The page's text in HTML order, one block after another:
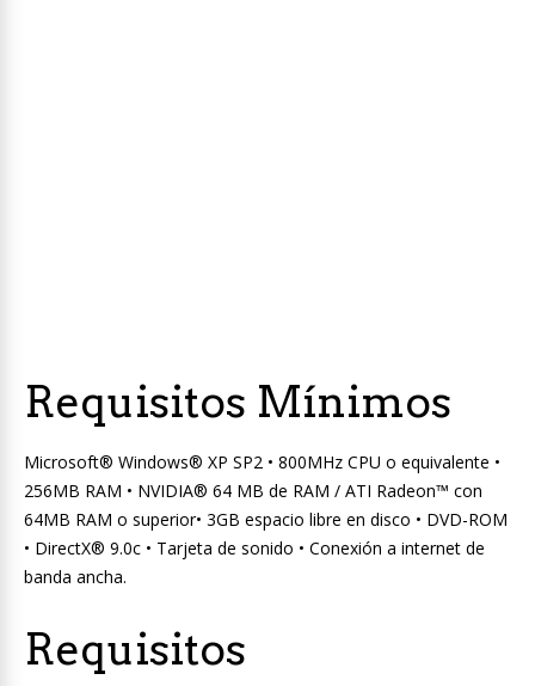
Requisitos Mínimos
Microsoft® Windows® XP SP2 • 800MHz CPU o equivalente •
256MB RAM • NVIDIA® 64 MB de RAM / ATI Radeon™ con
64MB RAM o superior• 3GB espacio libre en disco • DVD-ROM
• DirectX® 9.0c • Tarjeta de sonido • Conexión a internet de
banda ancha.
Requisitos